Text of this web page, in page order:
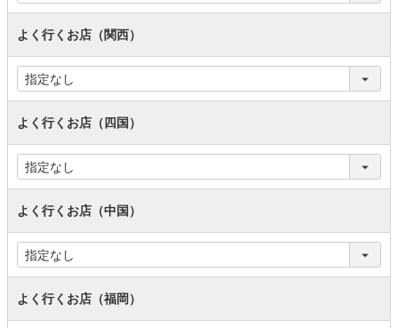
よく行くお店（関西）
よく行くお店（四国）
よく行くお店（中国）
よく行くお店（福岡）